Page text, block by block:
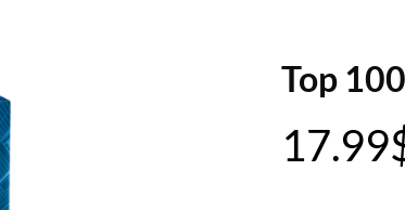
Top
17.99